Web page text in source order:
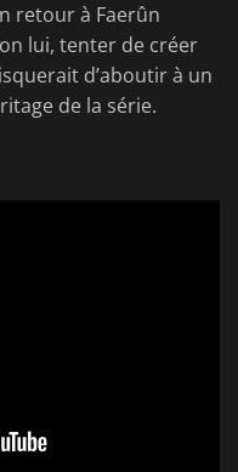
retour à Faerûn
lui, tenter de créer
d’aboutir à un
de la série.